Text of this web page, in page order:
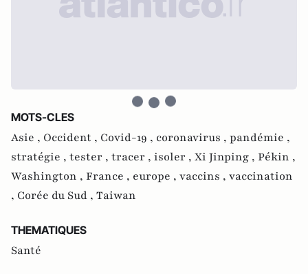
MOTS-CLES
Asie , Occident , Covid-19 , coronavirus , pandémie ,
stratégie , tester , tracer , isoler , Xi Jinping , Pékin ,
Washington , France , europe , vaccins , vaccination
, Corée du Sud , Taiwan
THEMATIQUES
Santé